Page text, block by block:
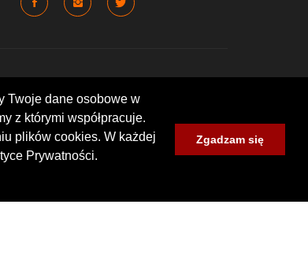
Twoje dane osobowe w
z którymi współpracuje.
plików cookies. W każdej
Prywatności.
Zgadzam się
wartych odwiedzenia
warsztaty, sklepy,
i spotkań